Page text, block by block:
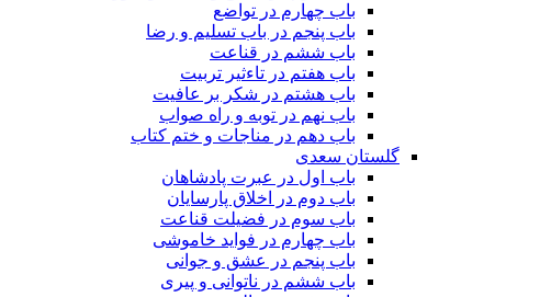
باب چهارم در تواضع
باب پنجم در باب تسلیم و رضا
باب ششم در قناعت
باب هفتم در تاءثیر تربیت
باب هشتم در شکر بر عافیت
باب نهم در توبه و راه صواب
باب دهم در مناجات و ختم کتاب
گلستان سعدی
باب اول در عبرت پادشاهان
باب دوم در اخلاق پارسایان
باب سوم در فضیلت قناعت
باب چهارم در فواید خاموشى
باب پنجم در عشق و جوانى
باب ششم در ناتوانى و پیرى